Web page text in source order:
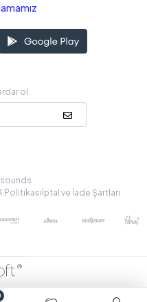
ol.
Politikasıİptal ve İade Şartları